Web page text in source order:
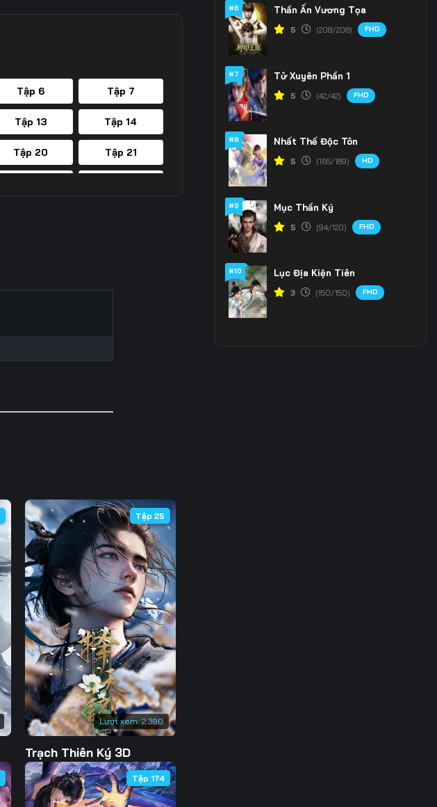
Tập 6 Tập 7
Tập 13 Tập 14
Tập 20 Tập 21
Lượt xem:2.390
Tập 25
Trạch Thiên Ký 3D
Tập 174
#6 Thần Ấn Vương Tọa
5 (208/208) FHD
#7 Tử Xuyên Phần 1
5 (42/42) FHD
#8 Nhất Thế Độc Tôn
5 (165/189) HD
#9 Mục Thần Ký
5 (94/120) FHD
#10 Lục Địa Kiện Tiên
3 (150/150) FHD